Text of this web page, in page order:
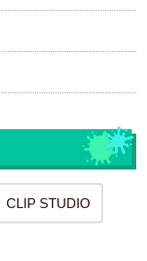
CLIP STUDIO